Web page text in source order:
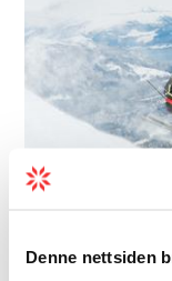
Denne nettsiden
Guidet tur | Ski |